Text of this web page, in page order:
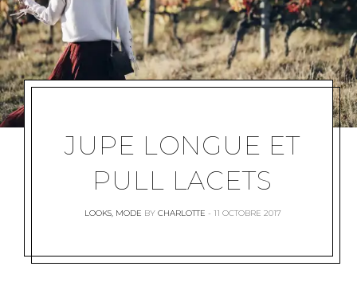
JUPE LONGUE ET
PULL LACETS
LOOKS, MODE BY CHARLOTTE 11 OCTOBRE 2017